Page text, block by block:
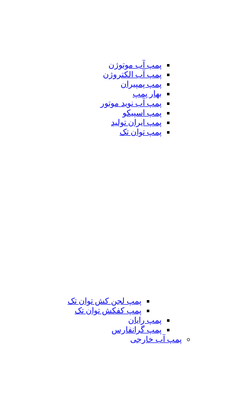
پمپ آب موتوژن
پمپ آب الکتروژن
پمپ پمپیران
بهار پمپ
پمپ آب نوید موتور
پمپ اسپیکو
پمپ ایران تولید
پمپ توان تک
پمپ لجن کش توان تک
پمپ کفکش توان تک
پمپ رایان
پمپ گرانفارس
پمپ آب خارجی